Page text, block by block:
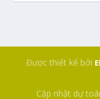
Được thiết kế bởi
Cập nhật dự